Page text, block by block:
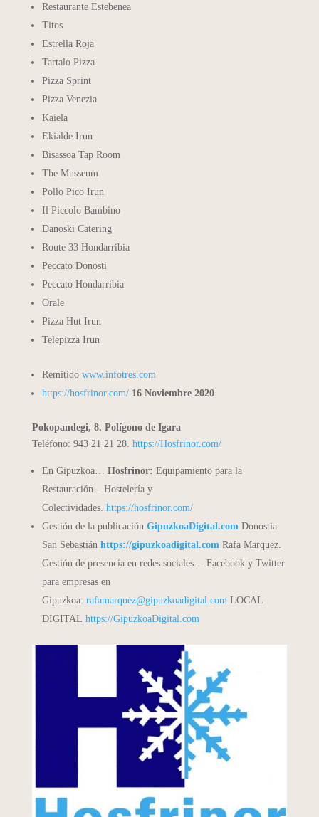
Restaurante Estebenea
Titos
Estrella Roja
Tartalo Pizza
Pizza Sprint
Pizza Venezia
Kaiela
Ekialde Irun
Bisassoa Tap Room
The Musseum
Pollo Pico Irun
Il Piccolo Bambino
Danoski Catering
Route 33 Hondarribia
Peccato Donosti
Peccato Hondarribia
Orale
Pizza Hut Irun
Telepizza Irun
Remitido www.infotres.com
https://hosfrinor.com/ 16 Noviembre 2020
Pokopandegi, 8. Polígono de Igara
Teléfono: 943 21 21 28. https://Hosfrinor.com/
En Gipuzkoa… Hosfrinor: Equipamiento para la
Restauración – Hostelería y
Colectividades. https://hosfrinor.com/
Gestión de la publicación GipuzkoaDigital.com Donostia
San Sebastián https://gipuzkoadigital.com Rafa Marquez.
Gestión de presencia en redes sociales… Facebook y Twitter
para empresas en
Gipuzkoa: rafamarquez@gipuzkoadigital.com LOCAL
DIGITAL https://GipuzkoaDigital.com